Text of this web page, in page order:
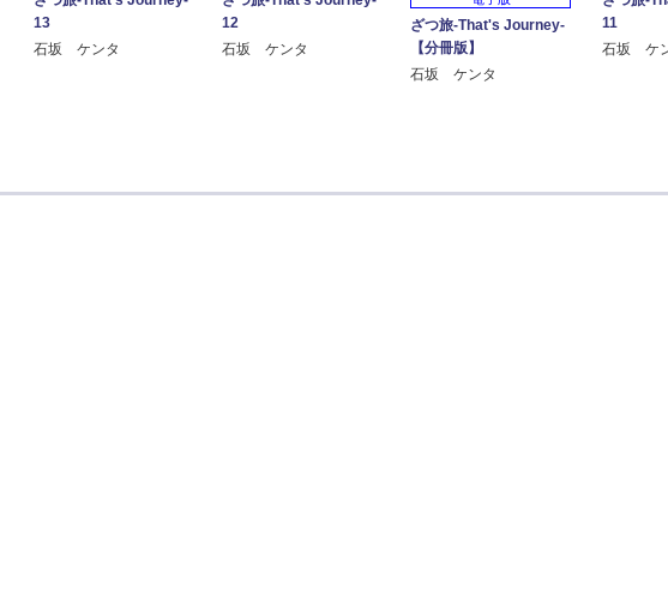
13
石坂 ケンタ
12
石坂 ケンタ
ざつ旅-That's Journey-
【分冊版】
石坂 ケンタ
11
石坂 ケ